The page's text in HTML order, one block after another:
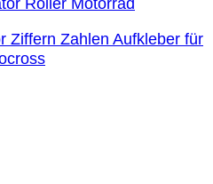
Ziffern Zahlen Aufkleber für